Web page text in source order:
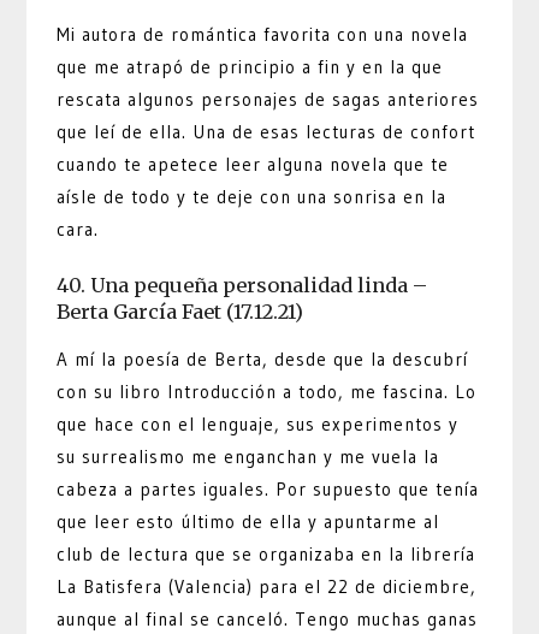
Mi autora de romántica favorita con una novela
que me atrapó de principio a fin y en la que
rescata algunos personajes de sagas anteriores
que leí de ella. Una de esas lecturas de confort
cuando te apetece leer alguna novela que te
aísle de todo y te deje con una sonrisa en la
cara.
40. Una pequeña personalidad linda –
Berta García Faet (17.12.21)
A mí la poesía de Berta, desde que la descubrí
con su libro Introducción a todo, me fascina. Lo
que hace con el lenguaje, sus experimentos y
su surrealismo me enganchan y me vuela la
cabeza a partes iguales. Por supuesto que tenía
que leer esto último de ella y apuntarme al
club de lectura que se organizaba en la librería
La Batisfera (Valencia) para el 22 de diciembre,
aunque al final se canceló. Tengo muchas ganas